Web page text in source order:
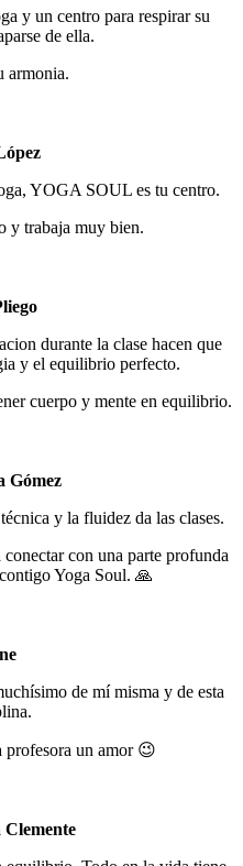
y un centro para respirar su
de ella.
armonia.
YOGA SOUL es tu centro.
y trabaja muy bien.
durante la clase hacen que
y el equilibrio perfecto.
cuerpo y mente en equilibrio.
Gómez
y la fluidez da las clases.
con una parte profunda
Yoga Soul. 🙏
de mí misma y de esta
un amor 😉